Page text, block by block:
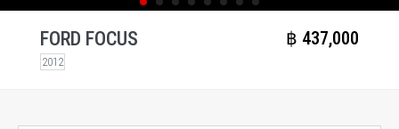
FORD FOCUS
2012
฿​ 437,000